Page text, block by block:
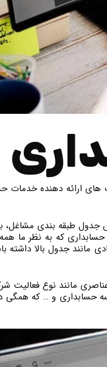
ارائه دهنده خدمات
جدول طبقه بندی مشاغل،
که به نظر ما
جدول بالا داشته
مانند نوع فعالیت
حسابداری و … که